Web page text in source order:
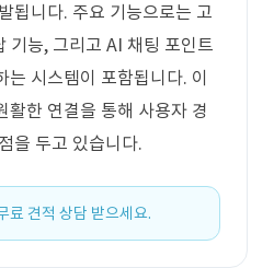
됩니다. 주요 기능으로는 고
기능, 그리고 AI 채팅 포인트
시스템이 포함됩니다. 이
활한 연결을 통해 사용자 경
을 두고 있습니다.
료 견적 상담 받으세요.